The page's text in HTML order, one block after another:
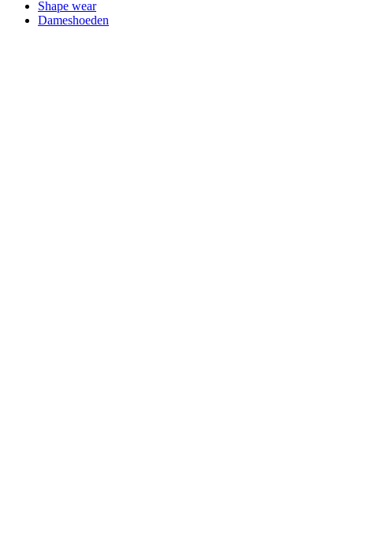
Shape wear
Dameshoeden